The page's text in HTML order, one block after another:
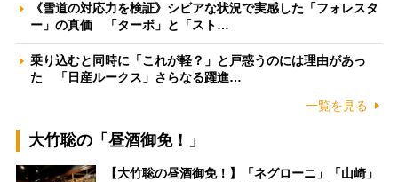
《雪道の対応力を検証》シビアな状況で実感した「フォレスタ
ー」の真価 「ターボ」と「スト…
乗り込むと同時に「これが軽？」と戸惑うのには理由があっ
た 「日産ルークス」さらなる躍進…
一覧を見る
大竹聡の「昼酒御免！」
【大竹聡の昼酒御免！】「ネグローニ」「山崎」